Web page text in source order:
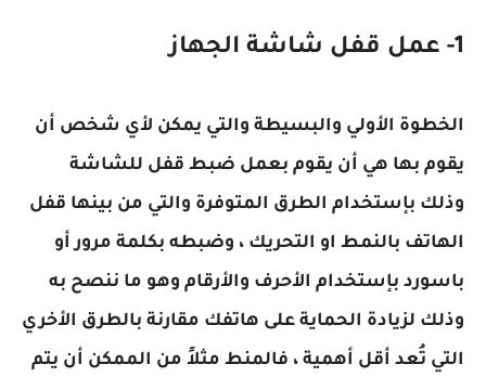
1- عمل قفل شاشة الجهاز
الخطوة الأولي والبسيطة والتي يمكن لأي شخص أن
يقوم بها هي أن يقوم بعمل ضبط قفل للشاشة
وذلك بإستخدام الطرق المتوفرة والتي من بينها قفل
الهاتف بالنمط او التحريك ، وضبطه بكلمة مرور أو
باسورد بإستخدام الأحرف والأرقام وهو ما ننصح به
وذلك لزيادة الحماية على هاتفك مقارنة بالطرق الأخري
التي تُعد أقل أهمية ، فالمنط مثلاً من الممكن أن يتم